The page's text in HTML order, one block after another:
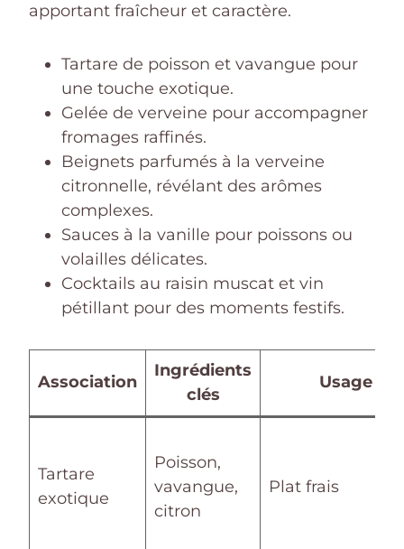
apportant fraîcheur et caractère.
Tartare de poisson et vavangue pour
une touche exotique.
Gelée de verveine pour accompagner
fromages raffinés.
Beignets parfumés à la verveine
citronnelle, révélant des arômes
complexes.
Sauces à la vanille pour poissons ou
volailles délicates.
Cocktails au raisin muscat et vin
pétillant pour des moments festifs.
Association
Ingrédients
clés
Usage
Tartare
exotique
Poisson,
vavangue,
citron
Plat frais